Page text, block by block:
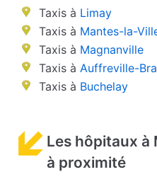
Taxis à Limay
Taxis à Mantes-la-
Taxis à Magnanville
Taxis àAuffreville-
Taxis à Buchelay
Les hôpitaux
à proximité